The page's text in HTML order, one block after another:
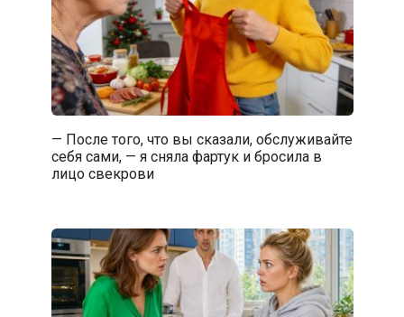
— После того, что вы сказали, обслуживайте
себя сами, — я сняла фартук и бросила в
лицо свекрови